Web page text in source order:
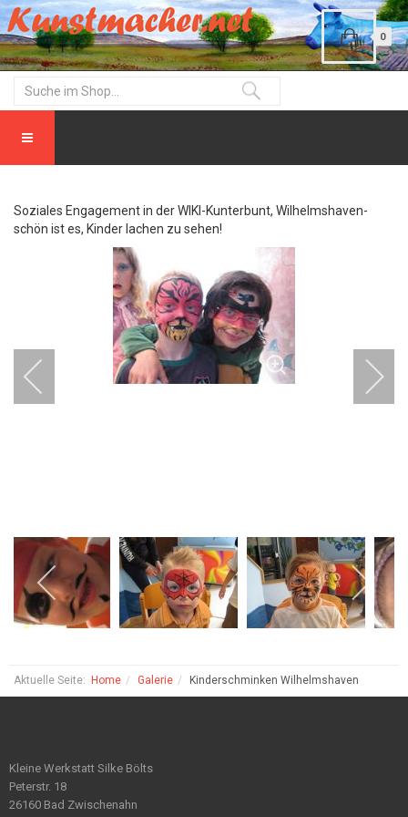
0
Soziales Engagement in der WIKI-Kunterbunt, Wilhelmshaven-
schön ist es, Kinder lachen zu sehen!
Aktuelle Seite: Home Galerie Kinderschminken Wilhelmshaven
Kleine Werkstatt Silke Bölts
Peterstr. 18
26160 Bad Zwischenahn